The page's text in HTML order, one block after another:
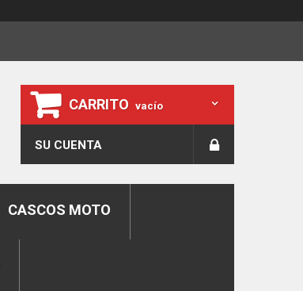
CARRITO vacío
SU CUENTA
CASCOS MOTO